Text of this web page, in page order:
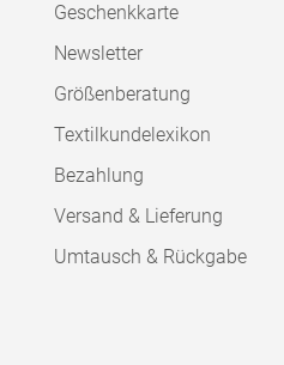
Geschenkkarte
Newsletter
Größenberatung
Textilkundelexikon
Bezahlung
Versand & Lieferung
Umtausch & Rückgabe